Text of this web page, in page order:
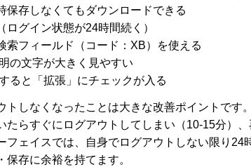
保存しなくてもダウンロードできる
ログイン状態が24時間続く）
索フィールド（コード：XB）を使える
の文字が大きく見やすい
ると「拡張」にチェックが入る
トしなくなったことは大きな改善ポイントです
たらすぐにログアウトしてしまい（10-15分）、
フェイスでは、自身でログアウトしない限り24
存に余裕を持てます。